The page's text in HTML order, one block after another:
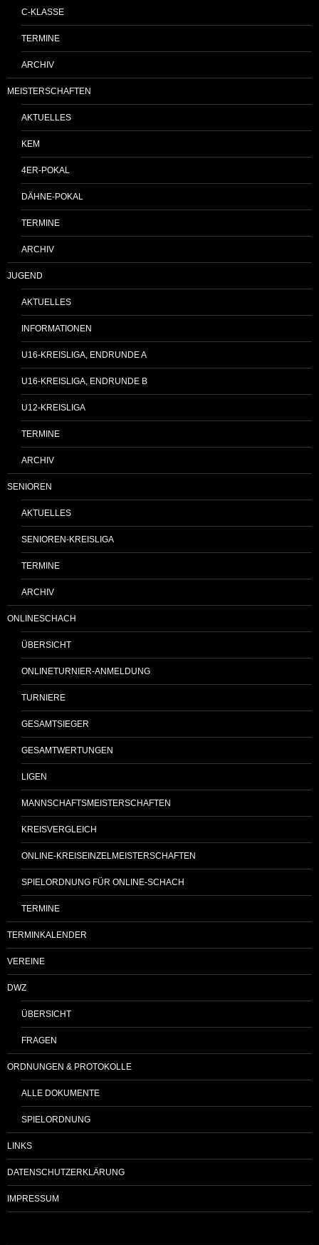
C-KLASSE
TERMINE
ARCHIV
MEISTERSCHAFTEN
AKTUELLES
KEM
4ER-POKAL
DÄHNE-POKAL
TERMINE
ARCHIV
JUGEND
AKTUELLES
INFORMATIONEN
U16-KREISLIGA, ENDRUNDE A
U16-KREISLIGA, ENDRUNDE B
U12-KREISLIGA
TERMINE
ARCHIV
SENIOREN
AKTUELLES
SENIOREN-KREISLIGA
TERMINE
ARCHIV
ONLINESCHACH
ÜBERSICHT
ONLINETURNIER-ANMELDUNG
TURNIERE
GESAMTSIEGER
GESAMTWERTUNGEN
LIGEN
MANNSCHAFTSMEISTERSCHAFTEN
KREISVERGLEICH
ONLINE-KREISEINZELMEISTERSCHAFTEN
SPIELORDNUNG FÜR ONLINE-SCHACH
TERMINE
TERMINKALENDER
VEREINE
DWZ
ÜBERSICHT
FRAGEN
ORDNUNGEN & PROTOKOLLE
ALLE DOKUMENTE
SPIELORDNUNG
LINKS
DATENSCHUTZERKLÄRUNG
IMPRESSUM